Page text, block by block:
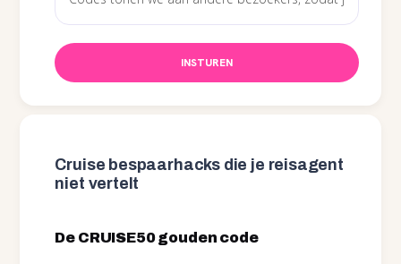
INSTUREN
Cruise bespaarhacks die je reisagent
niet vertelt
De CRUISE50 gouden code